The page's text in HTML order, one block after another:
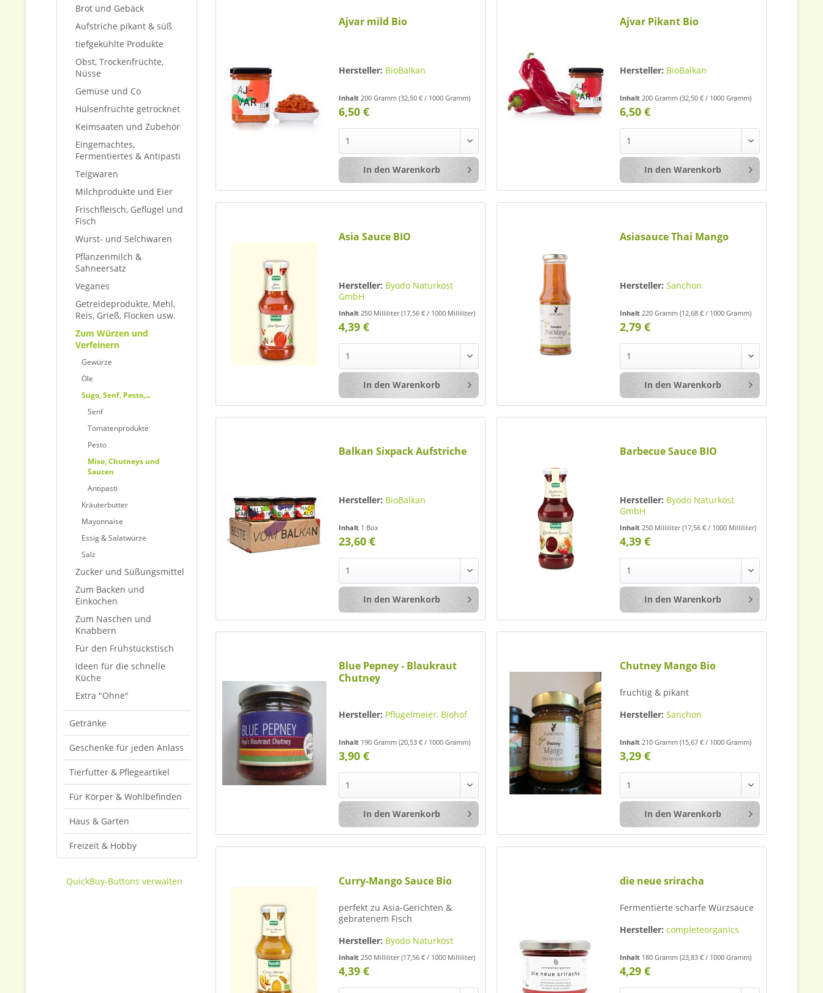
Brot und Gebäck
Aufstriche pikant & süß
tiefgekühlte Produkte
Obst, Trockenfrüchte,
Nüsse
Gemüse und Co
Hülsenfrüchte getrocknet
Keimsaaten und Zubehör
Eingemachtes,
Fermentiertes & Antipasti
Teigwaren
Milchprodukte und Eier
Frischfleisch, Geflügel und
Fisch
Wurst- und Selchwaren
Pflanzenmilch &
Sahneersatz
Veganes
Getreideprodukte, Mehl,
Reis, Grieß, Flocken usw.
Zum Würzen und
Verfeinern
Gewürze
Öle
Sugo, Senf, Pesto,...
Senf
Tomatenprodukte
Pesto
Miso, Chutneys und
Saucen
Antipasti
Kräuterbutter
Mayonnaise
Essig & Salatwürze
Salz
Zucker und Süßungsmittel
Zum Backen und
Einkochen
Zum Naschen und
Knabbern
Für den Frühstückstisch
Ideen für die schnelle
Küche
Extra "Ohne"
Getränke
Geschenke für jeden Anlass
Tierfutter & Pflegeartikel
Für Körper & Wohlbefinden
Haus & Garten
Freizeit & Hobby
QuickBuy-Buttons verwalten
Ajvar mild Bio
Hersteller: BioBalkan
Inhalt200 Gramm(32,50 € / 1000 Gramm)
6,50 €
In den Warenkorb
Ajvar Pikant Bio
Hersteller: BioBalkan
Inhalt200 Gramm(32,50 € / 1000 Gramm)
6,50 €
In den Warenkorb
Asia Sauce BIO
Hersteller: Byodo Naturkost
GmbH
Inhalt 250 Milliliter(17,56 € / 1000 Milliliter)
4,39 €
In den Warenkorb
Asiasauce Thai Mango
Hersteller: Sanchon
Inhalt 220 Gramm(12,68 € / 1000 Gramm)
2,79 €
In den Warenkorb
Balkan Sixpack Aufstriche
Hersteller: BioBalkan
Inhalt 1 Box
23,60 €
In den Warenkorb
Barbecue Sauce BIO
Hersteller: Byodo Naturkost
GmbH
Inhalt250 Milliliter(17,56 € / 1000 Milliliter)
4,39 €
In den Warenkorb
Blue Pepney - Blaukraut
Chutney
Hersteller: Pflügelmeier, Biohof
Inhalt 190 Gramm(20,53 € / 1000 Gramm)
3,90 €
In den Warenkorb
Chutney Mango Bio
fruchtig & pikant
Hersteller: Sanchon
Inhalt210 Gramm(15,67 € / 1000 Gramm)
3,29 €
In den Warenkorb
Curry-Mango Sauce Bio
perfekt zu Asia-Gerichten &
gebratenem Fisch
Hersteller: Byodo Naturkost
Inhalt 250 Milliliter(17,56 € / 1000 Milliliter)
4,39 €
die neue sriracha
Fermentierte scharfe Würzsauce
Hersteller: completeorganics
Inhalt 180 Gramm(23,83 € / 1000 Gramm)
4,29 €